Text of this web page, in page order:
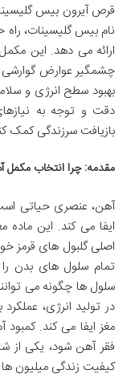
قرص آیرون بیس
نام بیس گلیسینات، راه
ارائه می دهد. این
چشمگیر عوارض گوارشی
بهبود سطح انرژی و
دقت و توجه به
بازیافت سرزندگی کمک
مقدمه: چرا انتخاب
آهن، عنصری حیاتی
ایفا می کند. این ماده
اصلی گلبول های قرمز
تمام سلول های بدن
سلول ها چگونه می
در تولید انرژی،
مغز ایفا می کند.
فقر آهن شود، یکی از
کیفیت زندگی میلیون ها